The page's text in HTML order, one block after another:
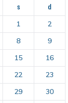
s d
1
2
8
9
15
16
22
23
29
30